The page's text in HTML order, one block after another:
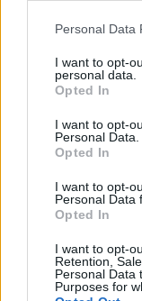
Please note that
not limited to your
grant or deny
use your data for
consent section.
Personal Data
I want to opt-
personal data.
Opted In
I want to opt-
Personal Data.
Opted In
I want to opt-
Personal Data
Opted In
I want to opt-
Retention,
Personal Data
Purposes for